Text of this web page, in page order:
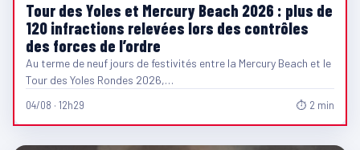
Tour des Yoles et Mercury Beach 2026 : plus de
120 infractions relevées lors des contrôles
des forces de l’ordre
Au terme de neuf jours de festivités entre la Mercury Beach et le
Tour des Yoles Rondes 2026,…
04/08 · 12h29 ⏱ 2 min